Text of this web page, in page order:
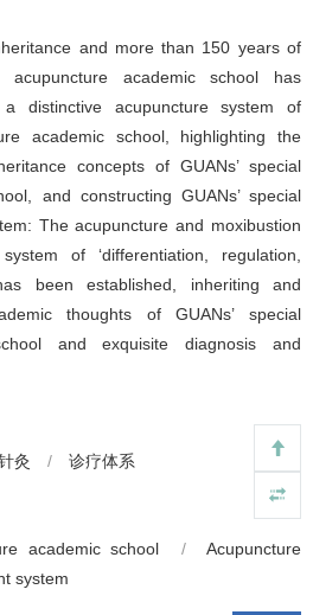
and more than 150 years of
acupuncture academic school has
distinctive acupuncture system of
academic school, highlighting the
concepts of GUANs’ special
and constructing GUANs’ special
The acupuncture and moxibustion
of ‘differentiation, regulation,
been established, inheriting and
thoughts of GUANs’ special
and exquisite diagnosis and
灸 / 诊疗体系
academic school /
Acupuncture
system